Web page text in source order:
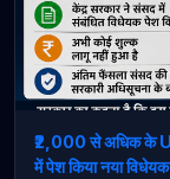
₹2,000 से अधिक के
में पेश किया नया विधेयक